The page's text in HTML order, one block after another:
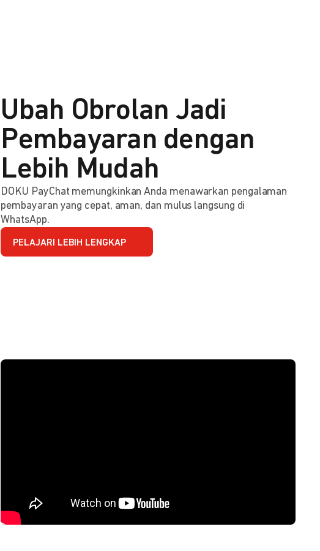
Ubah Obrolan Jadi
Pembayaran dengan
Lebih Mudah
DOKU PayChat memungkinkan Anda menawarkan pengalaman
pembayaran yang cepat, aman, dan mulus langsung di
WhatsApp.
PELAJARI LEBIH LENGKAP